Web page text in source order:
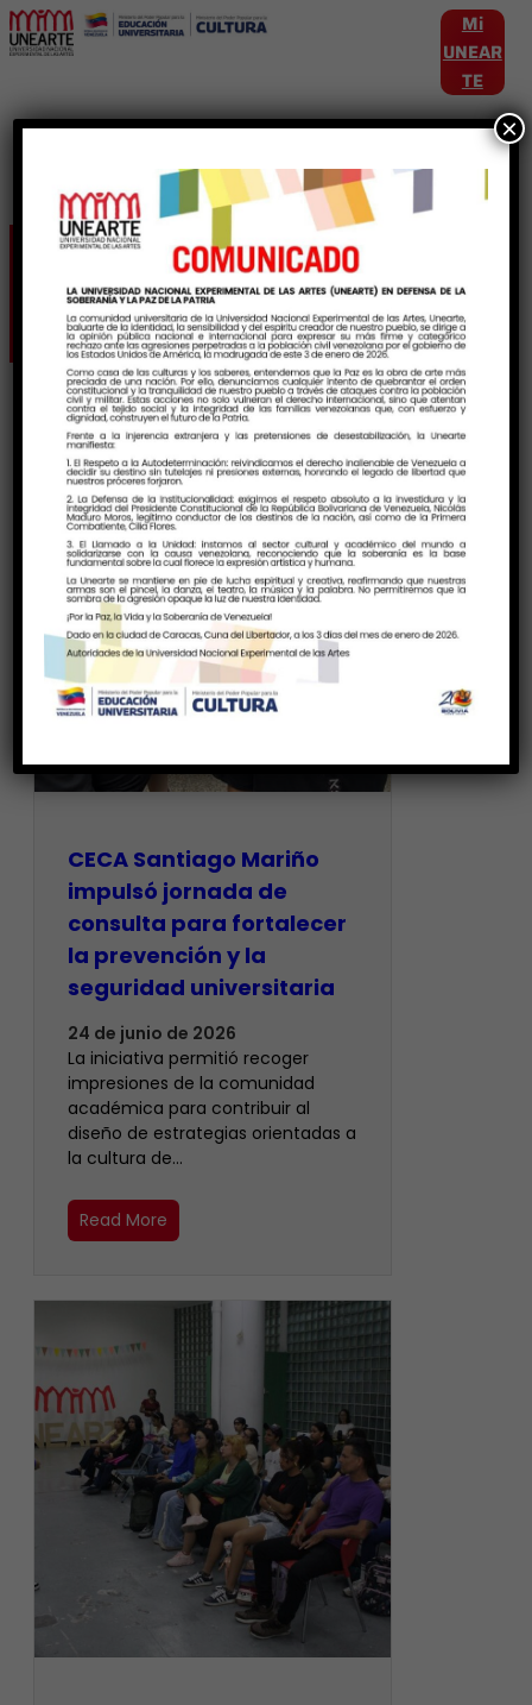
Mi
UNEAR
TE
Autor:Patricia Vielma
CECA Santiago Mariño
impulsó jornada de
consulta para fortalecer
la prevención y la
seguridad universitaria
24 de junio de 2026
La iniciativa permitió recoger
impresiones de la comunidad
académica para contribuir al
diseño de estrategias orientadas a
la cultura de…
Read More
×